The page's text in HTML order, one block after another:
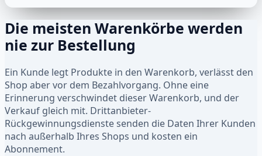
Die meisten Warenkörbe werden
nie zur Bestellung
Ein Kunde legt Produkte in den Warenkorb, verlässt den
Shop aber vor dem Bezahlvorgang. Ohne eine
Erinnerung verschwindet dieser Warenkorb, und der
Verkauf gleich mit. Drittanbieter-
Rückgewinnungsdienste senden die Daten Ihrer Kunden
nach außerhalb Ihres Shops und kosten ein
Abonnement.